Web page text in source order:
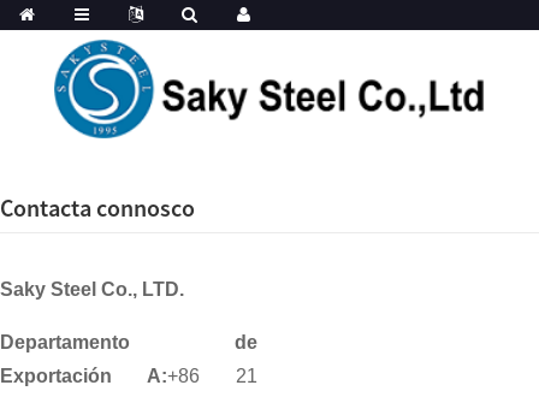
Contacta connosco
Saky Steel Co., LTD.
Departamento de
Exportación A:+86 21